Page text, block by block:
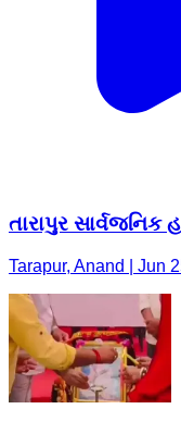
તારાપુર
Tarapur, Anand | Jun